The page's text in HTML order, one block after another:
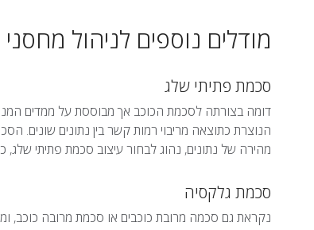
מודלים נוספים לניהול מחסני
סכמת פתיתי שלג
דומה בצורתה לסכמת הכוכב אך מבוססת על ממדים
הנוצרת כתוצאה מריבוי רמות קשר בין נתונים שונים.
מהירה של נתונים, נהוג לבחור עיצוב סכמת פתיתי
סכמת גלקסיה
נקראת גם סכמה מרובת כוכבים או סכמת מרובה כוכב,